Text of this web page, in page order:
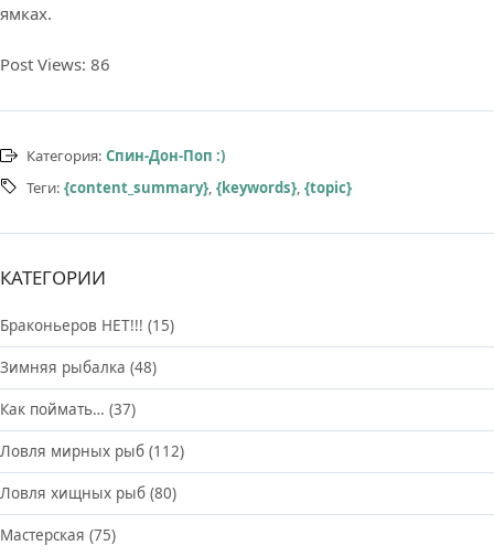
ямках.
Post Views: 86
Категория: Спин-Дон-Поп :)
Теги: {content_summary}, {keywords}, {topic}
КАТЕГОРИИ
Браконьеров НЕТ!!! (15)
Зимняя рыбалка (48)
Как поймать… (37)
Ловля мирных рыб (112)
Ловля хищных рыб (80)
Мастерская (75)